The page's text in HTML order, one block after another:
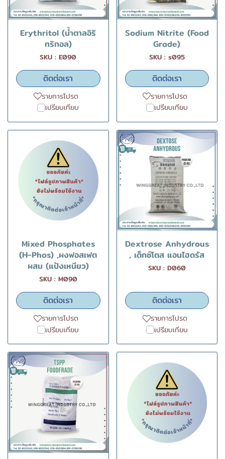
Erythritol (น้ำตาลอิริ
ทริทอล)
SKU : E090
ติดต่อเรา
รายการโปรด
เปรียบเทียบ
Sodium Nitrite (Food
Grade)
SKU : s095
ติดต่อเรา
รายการโปรด
เปรียบเทียบ
Mixed Phosphates
(H-Phos) ,ผงฟอสเฟต
ผสม (แป้งเหนียว)
SKU : M090
ติดต่อเรา
รายการโปรด
เปรียบเทียบ
Dextrose Anhydrous
, เด็กซ์โตส แอนไฮดรัส
SKU : D060
ติดต่อเรา
รายการโปรด
เปรียบเทียบ